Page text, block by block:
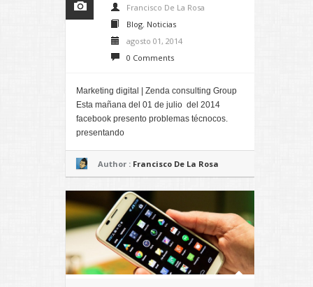
Francisco De La Rosa
Blog, Noticias
agosto 01, 2014
0 Comments
Marketing digital | Zenda consulting Group
Esta mañana del 01 de julio del 2014
facebook presento problemas técnocos.
presentando
Author : Francisco De La Rosa